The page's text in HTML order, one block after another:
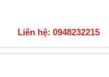
Liên hệ: 0948232215